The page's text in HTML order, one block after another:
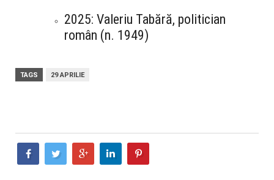
2025: Valeriu Tabără, politician
român (n. 1949)
TAGS 29 APRILIE